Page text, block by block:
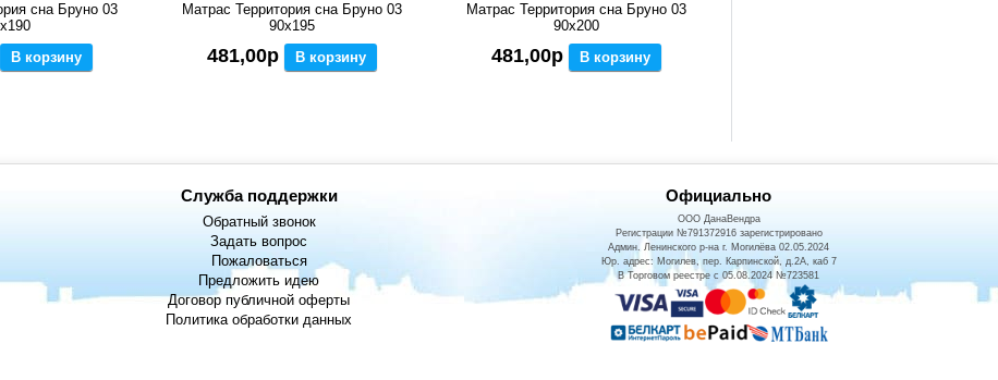
сна Бруно 03
В корзину
Матрас Территория сна Бруно 03
90x195
481,00р В корзину
Матрас Территория сна Бруно 03
90x200
481,00р В корзину
Служба поддержки
Обратный звонок
Задать вопрос
Пожаловаться
Предложить идею
Договор публичной оферты
Политика обработки данных
Официально
ООО ДанаВендра
Регистрации №791372916 зарегистрировано
Админ. Ленинского р-на г. Могилёва 02.05.2024
Юр. адрес: Могилев, пер. Карпинской, д.2А, каб 7
В Торговом реестре с 05.08.2024 №723581